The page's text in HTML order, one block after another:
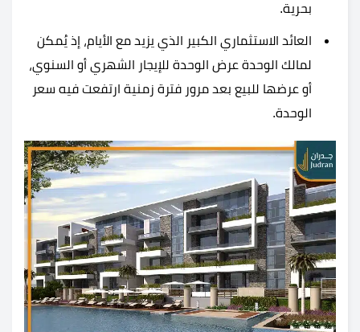
بحرية.
العائد الاستثماري الكبير الذي يزيد مع الأيام، إذ يُمكن
لمالك الوحدة عرض الوحدة للإيجار الشهري أو السنوي،
أو عرضها للبيع بعد مرور فترة زمنية ارتفعت فيه سعر
الوحدة.